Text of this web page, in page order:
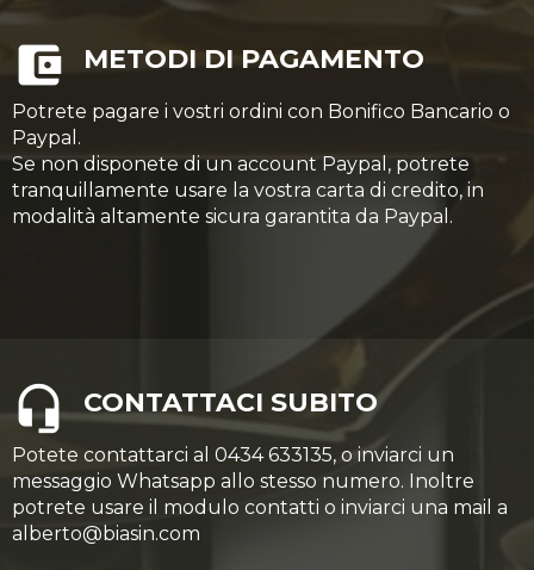
METODI DI PAGAMENTO
Potrete pagare i vostri ordini con Bonifico Bancario o
Paypal.
Se non disponete di un account Paypal, potrete
tranquillamente usare la vostra carta di credito, in
modalità altamente sicura garantita da Paypal.
CONTATTACI SUBITO
Potete contattarci al 0434 633135, o inviarci un
messaggio Whatsapp allo stesso numero. Inoltre
potrete usare il modulo contatti o inviarci una mail a
alberto@biasin.com